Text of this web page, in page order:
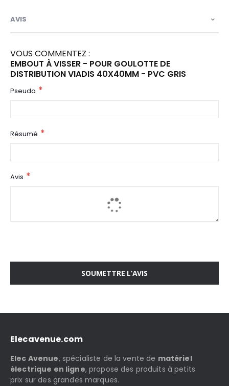
AVIS
VOUS COMMENTEZ :
EMBOUT À VISSER - POUR GOULOTTE DE
DISTRIBUTION VIADIS 40X40MM - PVC GRIS
Pseudo
Résumé
Avis
SOUMETTRE L’AVIS
Elecavenue.com
Elec Avenue, spécialiste de la vente de matériel
électrique en ligne, propose des produits à petits
prix sur des grandes marques.